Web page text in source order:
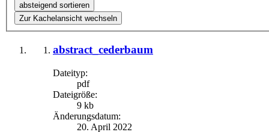
absteigend sortieren
Zur Kachelansicht wechseln
abstract_cederbaum
Dateityp:
pdf
Dateigröße:
9 kb
Änderungsdatum:
20. April 2022